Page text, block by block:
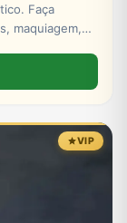
Faça
maquiagem,
VIP